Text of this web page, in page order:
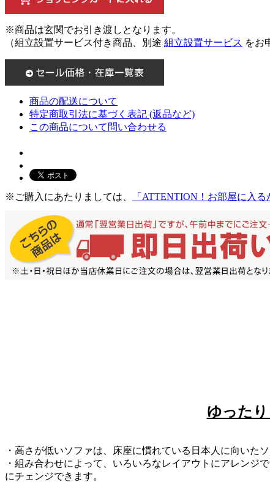
※商品は玄関でお引き渡しとなります。
（組立設置サービス付き商品、別途 組立設置サービス をお
商品の配送について
特定商取引法に基づく表記 (返品など)
この商品について問い合わせる
※ご購入にあたりましては、 「ATTENTION！お部屋に入る
ゆった
・高さが低いソファは、床座に慣れている日本人に向いた
・組み合わせによって、いろいろなレイアウトにアレン
にチェンジできます。